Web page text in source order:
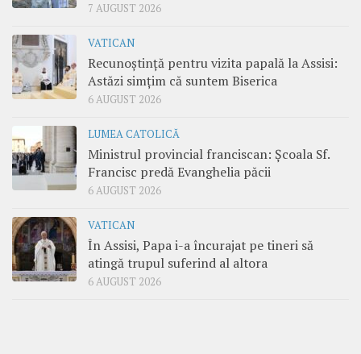
7 AUGUST 2026
VATICAN
Recunoștință pentru vizita papală la Assisi:
Astăzi simțim că suntem Biserica
6 AUGUST 2026
LUMEA CATOLICĂ
Ministrul provincial franciscan: Școala Sf.
Francisc predă Evanghelia păcii
6 AUGUST 2026
VATICAN
În Assisi, Papa i-a încurajat pe tineri să
atingă trupul suferind al altora
6 AUGUST 2026